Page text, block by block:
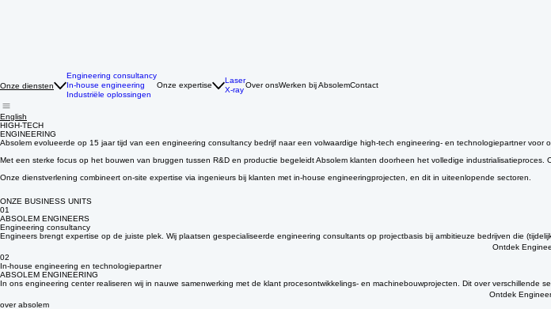
Engineering consultancy
In-house engineering
Laser
English
HIGH-TECH
Absolem evolueerde op 15 jaar tijd van een engineering consultancy bedrijf naar een volwaardige high-tech engineering- en technologiepartner voor
Met een sterke focus op het bouwen van bruggen tussen R&D en productie begeleidt Absolem klanten doorheen het volledige industrialisatieproces.
ONZE BUSINESS UNITS
01
ABSOLEM ENGINEERS
Engineering consultancy
Engineers brengt expertise op de juiste plek. Wij plaatsen gespecialiseerde engineering consultants op projectbasis bij ambitieuze bedrijven die
02
In-house engineering en technologiepartner
ABSOLEM ENGINEERING
In ons engineering center realiseren wij in nauwe samenwerking met de klant procesontwikkelings- en machinebouwprojecten. Dit over verschillende